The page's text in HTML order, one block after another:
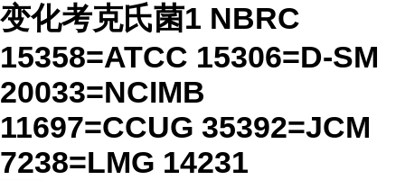
变化考克氏菌1 NBRC
15358=ATCC 15306=D-SM
20033=NCIMB
11697=CCUG 35392=JCM
7238=LMG 14231